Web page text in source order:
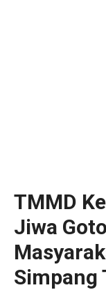
TMMD
Jiwa
Simpang